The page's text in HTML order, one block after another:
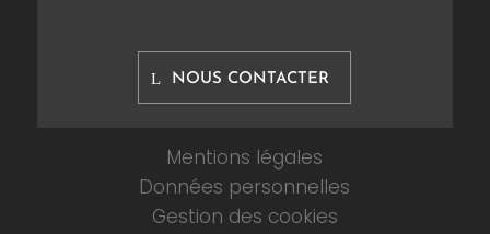
NOUS CONTACTER
Mentions légales
Données personnelles
Gestion des cookies